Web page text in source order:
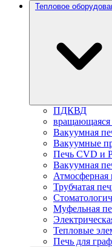
Тепловое
ПДКВД
вращающаяся
Вакуумная
Вакуумные
Печь CVD и
Вакуумная
Атмосферная
Трубчатая
Муфельная
Тепловые
Печь для